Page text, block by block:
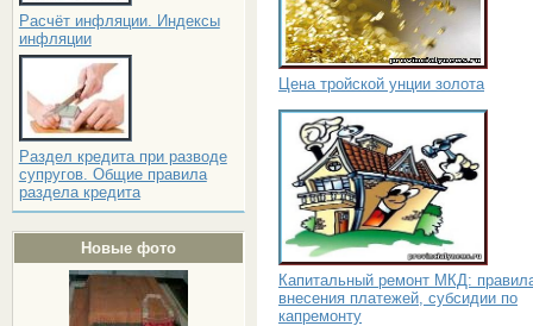
Расчёт инфляции. Индексы
инфляции
Раздел кредита при разводе
супругов. Общие правила
раздела кредита
Новые фото
Цена тройской унции золота
Капитальный ремонт МКД:
внесения платежей, субсидии по
капремонту